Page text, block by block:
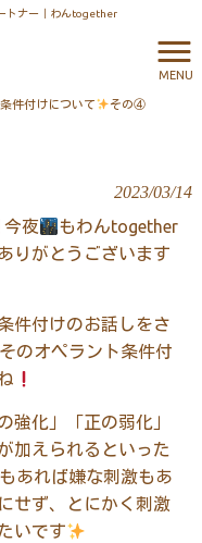
トナー｜わんtogether
MENU
件付けについて その④
2023/03/14
今夜 もわんtogether
りがとうございます
件付けのお話しをさ
のオペラント条件付
強化」「正の弱化」
加えられるといった
あれば嫌な刺激もあ
せず、とにかく刺激
いです